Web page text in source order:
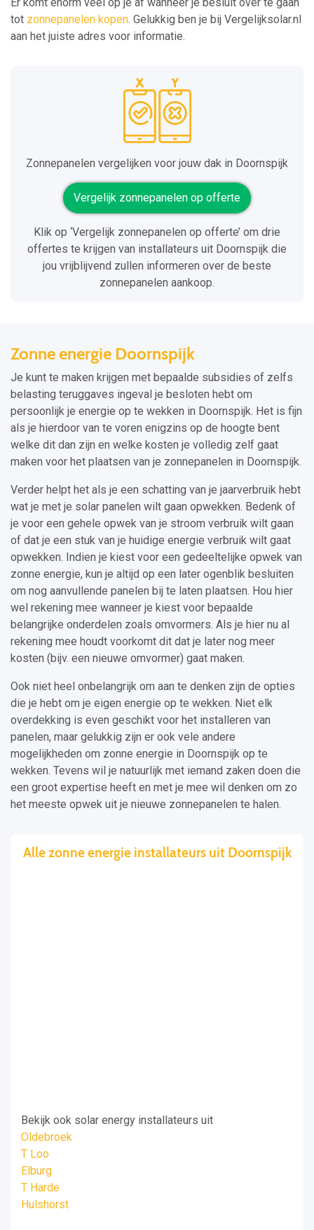
Er komt enorm veel op je af wanneer je besluit over te gaan
tot zonnepanelen kopen. Gelukkig ben je bij Vergelijksolar.nl
aan het juiste adres voor informatie.
Zonnepanelen vergelijken voor jouw dak in Doornspijk
Vergelijk zonnepanelen op offerte
Klik op ‘Vergelijk zonnepanelen op offerte’ om drie
offertes te krijgen van installateurs uit Doornspijk die
jou vrijblijvend zullen informeren over de beste
zonnepanelen aankoop.
Zonne energie Doornspijk
Je kunt te maken krijgen met bepaalde subsidies of zelfs
belasting teruggaves ingeval je besloten hebt om
persoonlijk je energie op te wekken in Doornspijk. Het is fijn
als je hierdoor van te voren enigzins op de hoogte bent
welke dit dan zijn en welke kosten je volledig zelf gaat
maken voor het plaatsen van je zonnepanelen in Doornspijk.
Verder helpt het als je een schatting van je jaarverbruik hebt
wat je met je solar panelen wilt gaan opwekken. Bedenk of
je voor een gehele opwek van je stroom verbruik wilt gaan
of dat je een stuk van je huidige energie verbruik wilt gaat
opwekken. Indien je kiest voor een gedeeltelijke opwek van
zonne energie, kun je altijd op een later ogenblik besluiten
om nog aanvullende panelen bij te laten plaatsen. Hou hier
wel rekening mee wanneer je kiest voor bepaalde
belangrijke onderdelen zoals omvormers. Als je hier nu al
rekening mee houdt voorkomt dit dat je later nog meer
kosten (bijv. een nieuwe omvormer) gaat maken.
Ook niet heel onbelangrijk om aan te denken zijn de opties
die je hebt om je eigen energie op te wekken. Niet elk
overdekking is even geschikt voor het installeren van
panelen, maar gelukkig zijn er ook vele andere
mogelijkheden om zonne energie in Doornspijk op te
wekken. Tevens wil je natuurlijk met iemand zaken doen die
een groot expertise heeft en met je mee wil denken om zo
het meeste opwek uit je nieuwe zonnepanelen te halen.
Alle zonne energie installateurs uit Doornspijk
Bekijk ook solar energy installateurs uit
Oldebroek
T Loo
Elburg
T Harde
Hulshorst